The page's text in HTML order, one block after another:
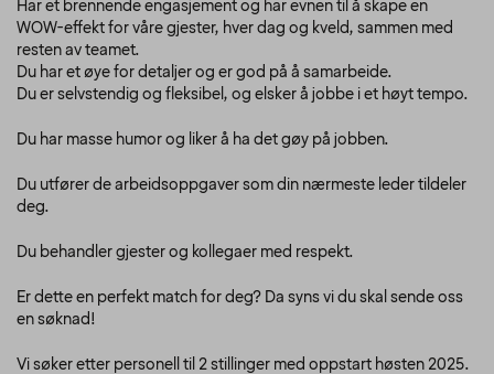
Har et brennende engasjement og har evnen til å skape en
WOW-effekt for våre gjester, hver dag og kveld, sammen med
resten av teamet.
Du har et øye for detaljer og er god på å samarbeide.
Du er selvstendig og fleksibel, og elsker å jobbe i et høyt tempo.
Du har masse humor og liker å ha det gøy på jobben.
Du utfører de arbeidsoppgaver som din nærmeste leder tildeler
deg.
Du behandler gjester og kollegaer med respekt.
Er dette en perfekt match for deg? Da syns vi du skal sende oss
en søknad!
Vi søker etter personell til 2 stillinger med oppstart høsten 2025.